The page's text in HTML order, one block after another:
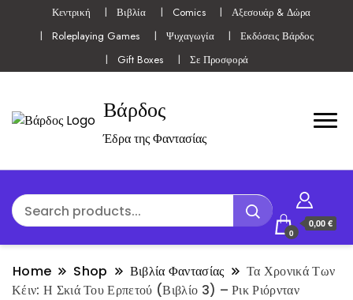
Κεντρική Βιβλία Comics
Αξεσουάρ & Δώρα
Roleplaying Games
Ψυχαγωγία
Εκδόσεις Βάρδος
Gift Boxes
Σε Προσφορά
Βάρδος
Έδρα της Φαντασίας
0
0,00 €
Home Shop Βιβλία Φαντασίας
Τα Χρονικά Των
Κέιν: Η Σκιά Του Ερπετού (Βιβλίο 3) – Ρικ Ριόρνταν